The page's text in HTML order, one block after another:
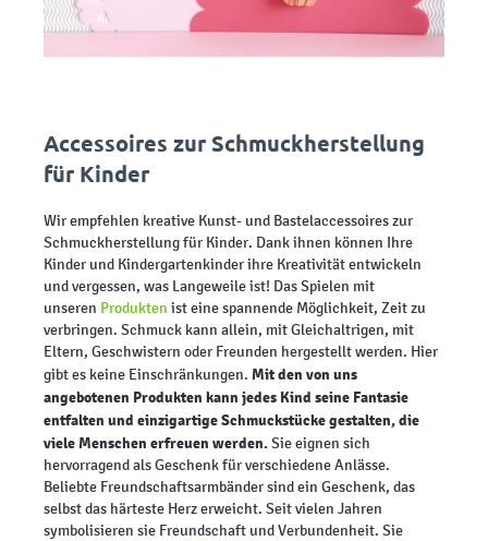
Accessoires zur Schmuckherstellung
für Kinder
Wir empfehlen kreative Kunst- und Bastelaccessoires zur
Schmuckherstellung für Kinder. Dank ihnen können Ihre
Kinder und Kindergartenkinder ihre Kreativität entwickeln
und vergessen, was Langeweile ist! Das Spielen mit
unseren Produkten ist eine spannende Möglichkeit, Zeit zu
verbringen. Schmuck kann allein, mit Gleichaltrigen, mit
Eltern, Geschwistern oder Freunden hergestellt werden. Hier
gibt es keine Einschränkungen. Mit den von uns
angebotenen Produkten kann jedes Kind seine Fantasie
entfalten und einzigartige Schmuckstücke gestalten, die
viele Menschen erfreuen werden.Sie eignen sich
hervorragend als Geschenk für verschiedene Anlässe.
Beliebte Freundschaftsarmbänder sind ein Geschenk, das
selbst das härteste Herz erweicht. Seit vielen Jahren
symbolisieren sie Freundschaft und Verbundenheit. Sie